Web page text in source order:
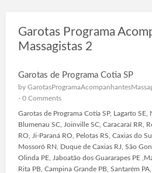
Garotas Programa
Massagistas 2
Garotas de Programa Cotia SP
by
- 0 Comments
Garotas de Programa Cotia SP, Lagarto SE,
Blumenau SC, Joinville SC, Caracaraí RR,
RO, Ji-Paraná RO, Pelotas RS, Caxias do
Mossoró RN, Duque de Caxias RJ, São
Olinda PE, Jaboatão dos Guararapes PE
Rita PB, Campina Grande PB, Santarém